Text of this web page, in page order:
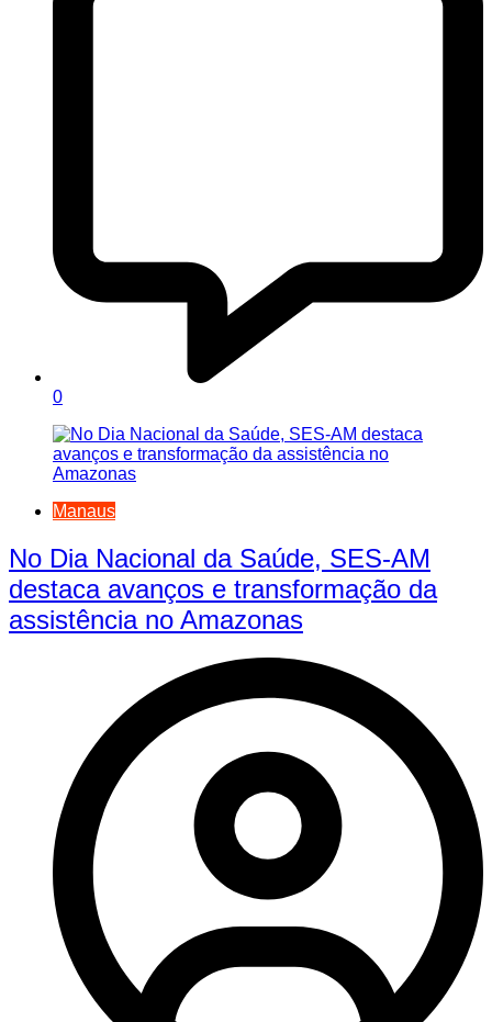
0
Manaus
No Dia Nacional da Saúde, SES-AM
destaca avanços e transformação da
assistência no Amazonas